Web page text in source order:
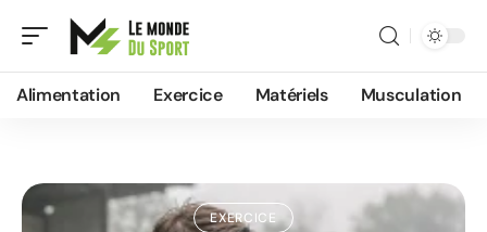
Alimentation Exercice Matériels Musculation
EXERCICE